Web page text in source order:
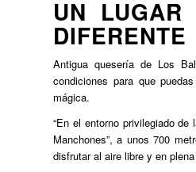
UN LUGAR
DIFERENTE
Antigua quesería de Los
condiciones para que
mágica.
“En el entorno privilegiado
Manchones”, a unos 700
disfrutar al aire libre y en